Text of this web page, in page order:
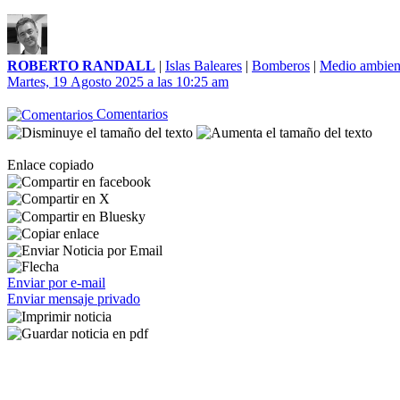
ROBERTO RANDALL | Islas Baleares | Bomberos | Medio
Martes, 19 Agosto 2025 a las 10:25 am
Comentarios
Enlace copiado
Enviar por e-mail
Enviar mensaje privado